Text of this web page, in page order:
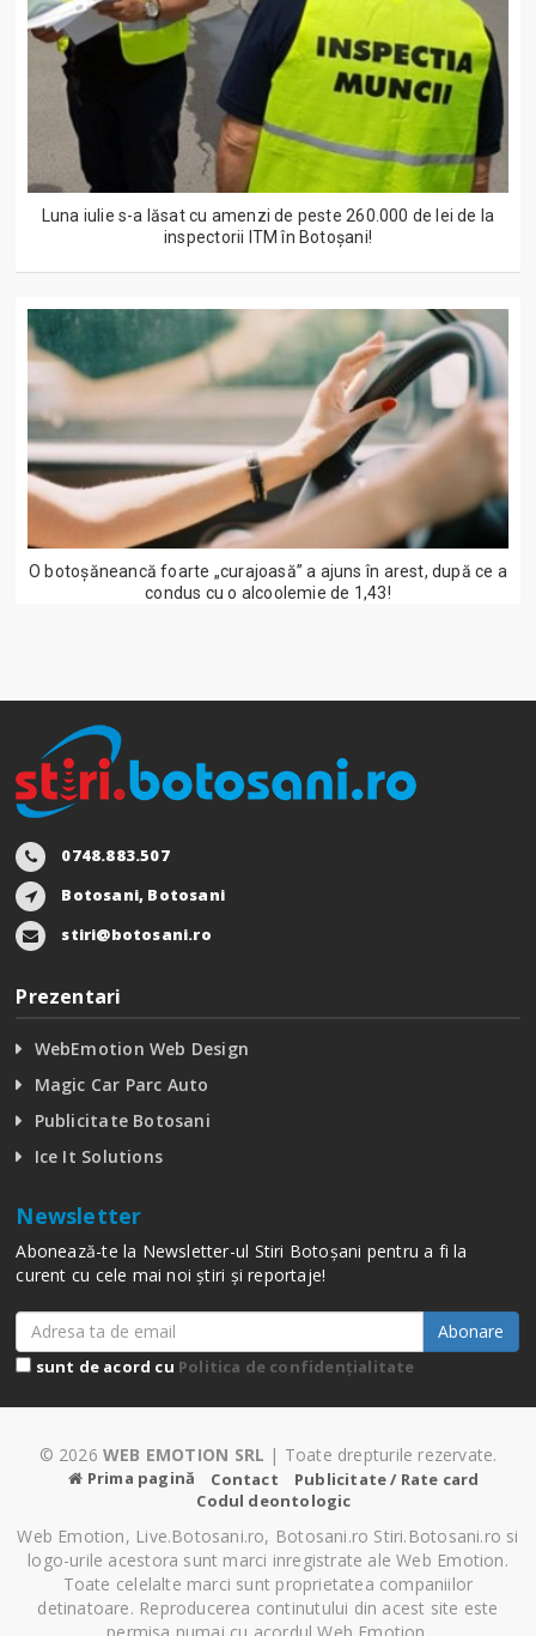
Luna iulie s-a lăsat cu amenzi de peste 260.000 de lei de la
inspectorii ITM în Botoșani!
O botoșăneancă foarte „curajoasă” a ajuns în arest, după ce a
condus cu o alcoolemie de 1,43!
0748.883.507
Botosani, Botosani
stiri@botosani.ro
Prezentari
WebEmotion Web Design
Magic Car Parc Auto
Publicitate Botosani
Ice It Solutions
Newsletter
Abonează-te la Newsletter-ul Stiri Botoșani pentru a fi la
curent cu cele mai noi știri și reportaje!
Abonare
sunt de acord cu Politica de confidențialitate
© 2026 WEB EMOTION SRL | Toate drepturile rezervate.
Prima pagină Contact
Publicitate / Rate card
Codul deontologic
Web Emotion, Live.Botosani.ro, Botosani.ro Stiri.Botosani.ro si
logo-urile acestora sunt marci inregistrate ale Web Emotion.
Toate celelalte marci sunt proprietatea companiilor
detinatoare. Reproducerea continutului din acest site este
permisa numai cu acordul Web Emotion.